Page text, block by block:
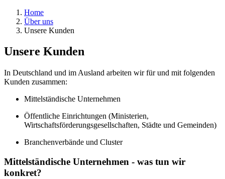
Home
Über uns
Unsere Kunden
Unsere Kunden
In Deutschland und im Ausland arbeiten wir für und mit folgenden
Kunden zusammen:
Mittelständische Unternehmen
Öffentliche Einrichtungen (Ministerien,
Wirtschaftsförderungsgesellschaften, Städte und Gemeinden)
Branchenverbände und Cluster
Mittelständische Unternehmen - was tun wir
konkret?